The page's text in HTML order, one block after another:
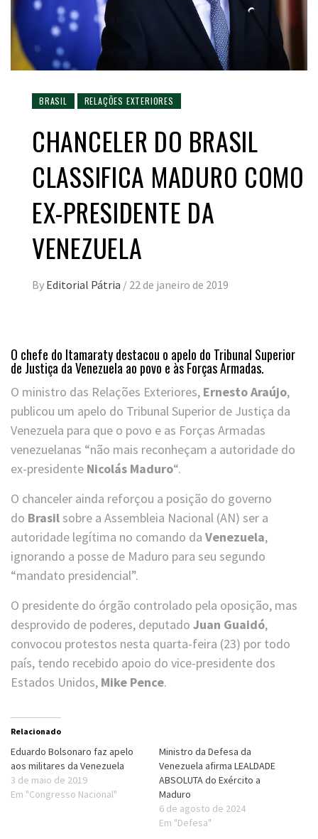
BRASIL RELAÇÕES EXTERIORES
CHANCELER DO BRASIL
CLASSIFICA MADURO COMO
EX-PRESIDENTE DA
VENEZUELA
By Editorial Pátria / 22 de janeiro de 2019
O chefe do Itamaraty destacou o apelo do Tribunal Superior
de Justiça da Venezuela ao povo e às Forças Armadas.
O ministro das Relações Exteriores, Ernesto Araújo,
publicou um apelo do Tribunal Superior de Justiça da
Venezuela para que o povo e as Forças Armadas
venezuelanas “não mais reconheçam a autoridade do
ex-presidente Nicolás Maduro“.
O chanceler ainda reforçou a posição do governo
do Brasil sobre a Assembleia Nacional (AN) ser a
autoridade legítima no comando da Venezuela,
ignorando a posse de Maduro para seu segundo
“mandato presidencial”.
O presidente do órgão controlado pela oposição, mas
desprovido de poderes, deputado Juan Guaidó,
convocou protestos nesta quarta-feira (23) por todo
país, tendo recebido apoio do vice-presidente dos
Estados Unidos, Mike Pence.
Relacionado
Eduardo Bolsonaro faz apelo
aos militares da Venezuela
3 de maio de 2019
Em "Congresso Nacional"
Ministro da Defesa da
Venezuela afirma LEALDADE
ABSOLUTA do Exército a
Maduro
6 de agosto de 2024
Em "Defesa"